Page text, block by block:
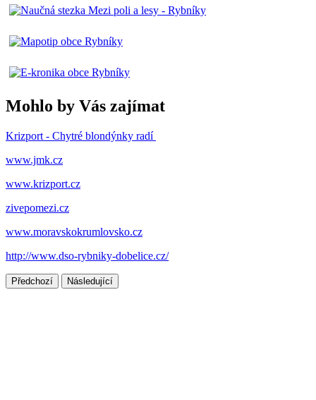
Mohlo by Vás zajímat
Krizport - Chytré blondýnky radí
www.jmk.cz
www.krizport.cz
zivepomezi.cz
www.moravskokrumlovsko.cz
http://www.dso-rybniky-dobelice.cz/
Předchozí Následující